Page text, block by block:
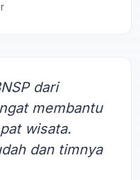
dari
membantu
wisata.
dan timnya